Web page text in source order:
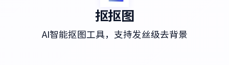
抠抠图
AI智能抠图工具，支持发丝级去背景